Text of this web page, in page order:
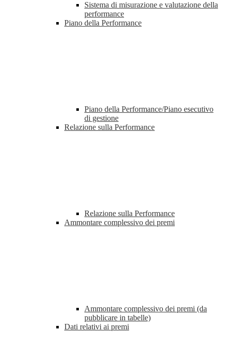
Sistema di misurazione e valutazione della
performance
Piano della Performance
Piano della Performance/Piano esecutivo
di gestione
Relazione sulla Performance
Relazione sulla Performance
Ammontare complessivo dei premi
Ammontare complessivo dei premi (da
pubblicare in tabelle)
Dati relativi ai premi